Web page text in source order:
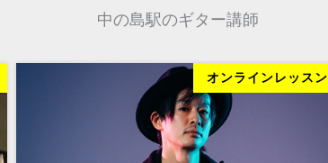
中の島駅のギター講師
オンラインレッスン